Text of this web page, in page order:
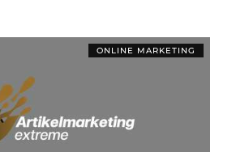
ONLINE MARKETING